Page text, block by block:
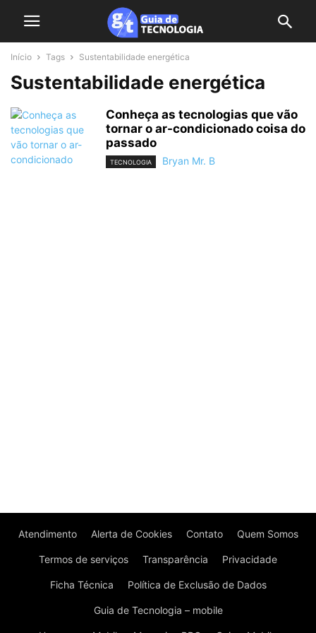
Início Tags Sustentabilidade energética
Sustentabilidade energética
Conheça as tecnologias que vão
tornar o ar-condicionado coisa do
passado
TECNOLOGIA Bryan Mr. B
Atendimento Alerta de Cookies Contato Quem Somos
Termos de serviços Transparência Privacidade
Ficha Técnica Política de Exclusão de Dados
Guia de Tecnologia – mobile